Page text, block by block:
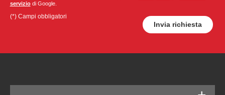
serviziodi Google.
(*) Campi obbligatori